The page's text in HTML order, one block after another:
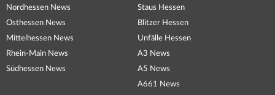
Nordhessen News
Osthessen News
Mittelhessen News
Rhein-Main News
Südhessen News
Staus Hessen
Blitzer Hessen
Unfälle Hessen
A3 News
A5 News
A661 News